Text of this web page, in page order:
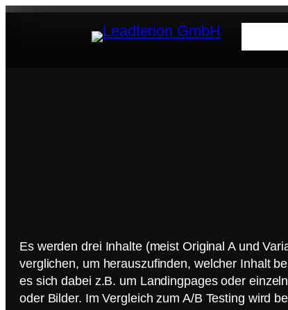
Es werden drei Inhalte (meist Original A und
verglichen, um herauszufinden, welcher Inhalt
es sich dabei z.B. um Landingpages oder
oder Bilder. Im Vergleich zum A/B Testing wird